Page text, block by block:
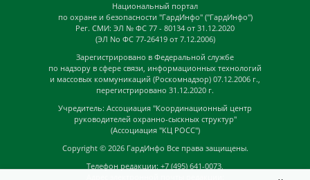
Национальный портал
по охране и безопасности "ГардИнфо" ("ГардИнфо")
Рег. СМИ: ЭЛ № ФС 77 - 80134 от 31.12.2020
(ЭЛ No ФС 77-26419 от 7.12.2006)
Зарегистрировано в Федеральной службе
по надзору в сфере связи, информационных технологий
и массовых коммуникаций (Роскомнадзор) 07.12.2006 г.,
перегистрировано 31.12.2020 г.
Учредитель: Ассоциация "Координационный центр
руководителей охранно-сыскных структур"
(Ассоциация "КЦ РОСС")
Copyright © 2026 ГардИнфо Все права защищены.
Телефон редакции: +7 (495) 641-0073,